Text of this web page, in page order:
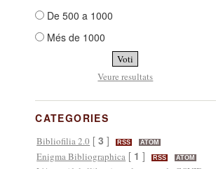
De 500 a 1000
Més de 1000
Veure resultats
CATEGORIES
Bibliofilia 2.0 [3 ] RSS ATOM
Enigma Bibliographica [ 1 ] RSS ATOM